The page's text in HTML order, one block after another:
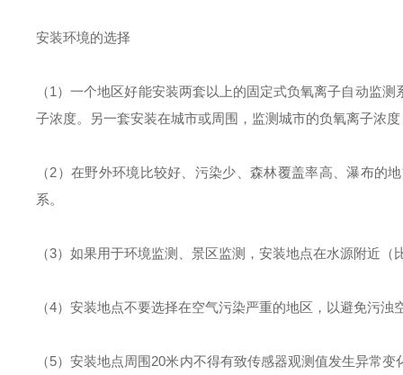
安装环境的选择
（1）一个地区好能安装两套以上的固定式负氧离子自动监
子浓度。另一套安装在城市或周围，监测城市的负氧离子浓
（2）在野外环境比较好、污染少、森林覆盖率高、瀑布
系。
（3）如果用于环境监测、景区监测，安装地点在水源附近
（4）安装地点不要选择在空气污染严重的地区，以避免污
（5）安装地点周围20米内不得有致传感器观测值发生异常